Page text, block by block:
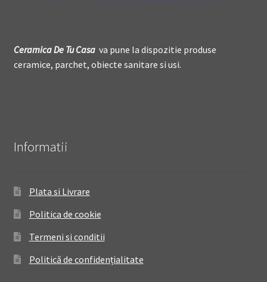
Ceramica DeTu Casava pune la dispozitie produse
ceramice, parchet, obiecte sanitare si usi.
Informatii
Plata si Livrare
Politica de cookie
Termeni si conditii
Politică de confidențialitate